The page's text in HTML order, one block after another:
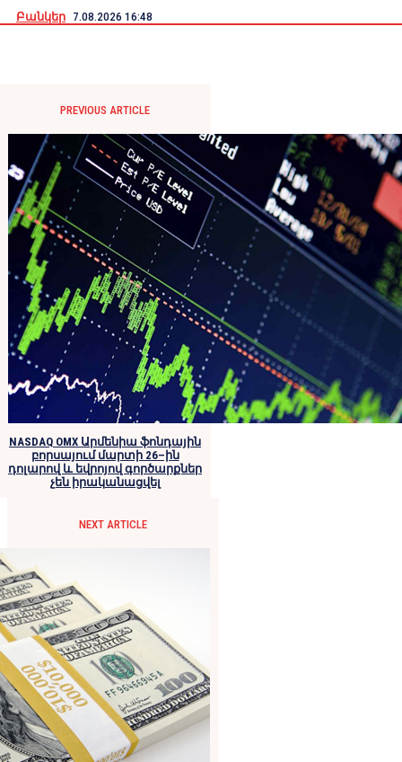
Բանկեր 7.08.2026 16:48
PREVIOUS ARTICLE
NASDAQ OMX Արմենիա ֆոնդային
բորսայում մարտի 26–ին
դոլարով և եվրոյով գործարքներ
չեն իրականացվել
NEXT ARTICLE